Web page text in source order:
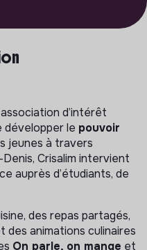
d’intérêt
développer le pouvoir
jeunes à travers
Crisalim intervient
auprès d’étudiants, de
des repas partagés,
animations culinaires
On parle, on mange et